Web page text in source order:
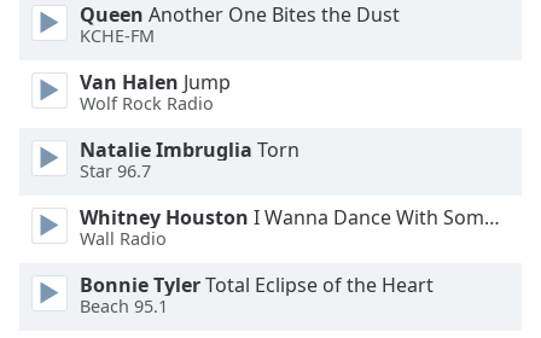
Color
Opacity
Size
Edge
Style
Queen Another One Bites the Dust
KCHE-FM
Van Halen Jump
Wolf Rock Radio
Natalie Imbruglia Torn
Star 96.7
Whitney Houston I Wanna Dance With Somebody
Wall Radio
Bonnie TylerTotal Eclipse of the Heart
Beach 95.1